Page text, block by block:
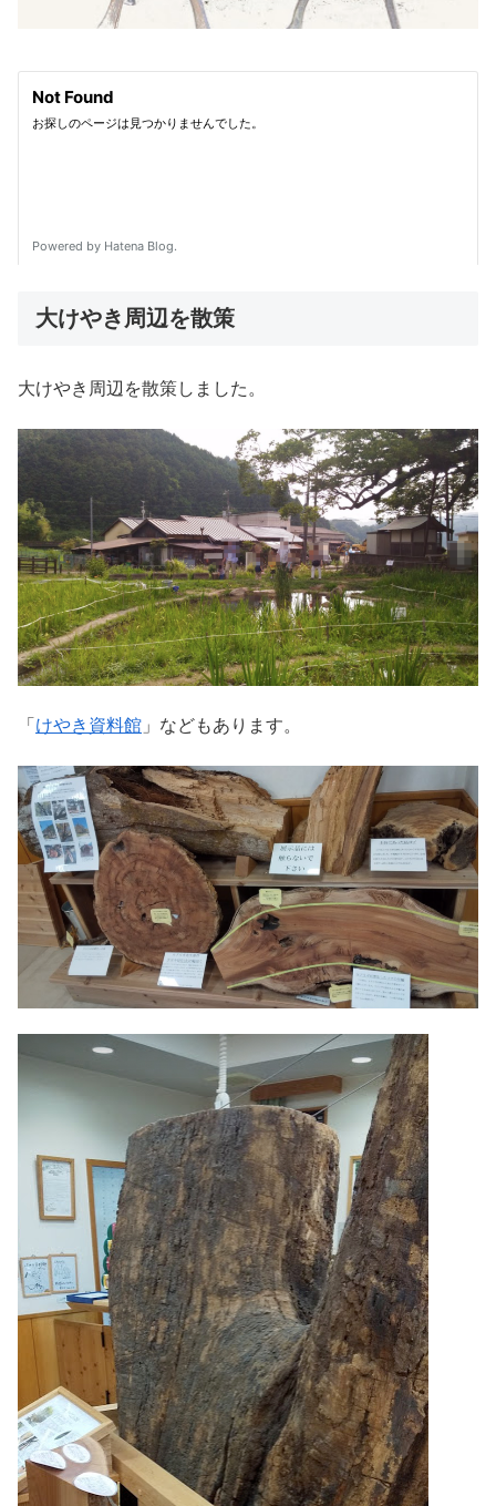
大けやき周辺を散策
大けやき周辺を散策しました。
「 けやき資料館 」などもあります。